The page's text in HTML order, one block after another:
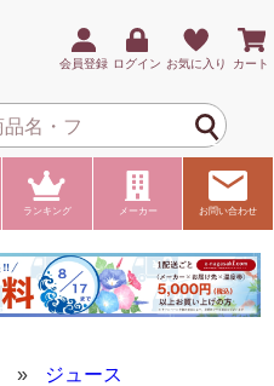
会員登録 ログイン お気に入り カート
ランキング メーカー お問い合わせ
» ジュース